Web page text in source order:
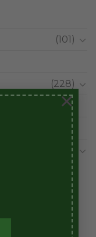
×
(101)
(228)
(42)